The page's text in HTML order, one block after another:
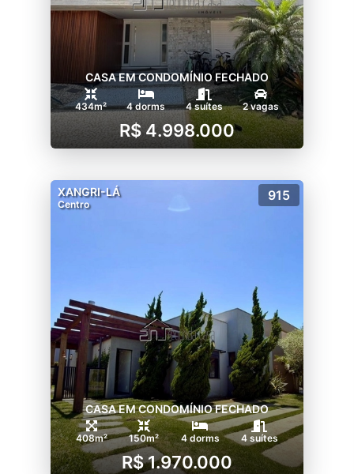
CASA EM CONDOMÍNIO FECHADO
434m² 4 dorms 4 suítes 2 vagas
R$ 4.998.000
XANGRI-LÁ
Centro
915
CASA EM CONDOMÍNIO FECHADO
408m² 150m² 4 dorms 4 suítes
R$ 1.970.000